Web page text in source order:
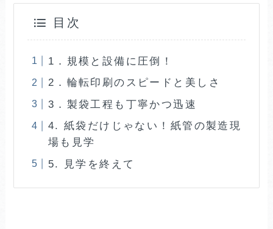
目次
1．規模と設備に圧倒！
2．輪転印刷のスピードと美しさ
3．製袋工程も丁寧かつ迅速
4. 紙袋だけじゃない！紙管の製造現
場も見学
5. 見学を終えて